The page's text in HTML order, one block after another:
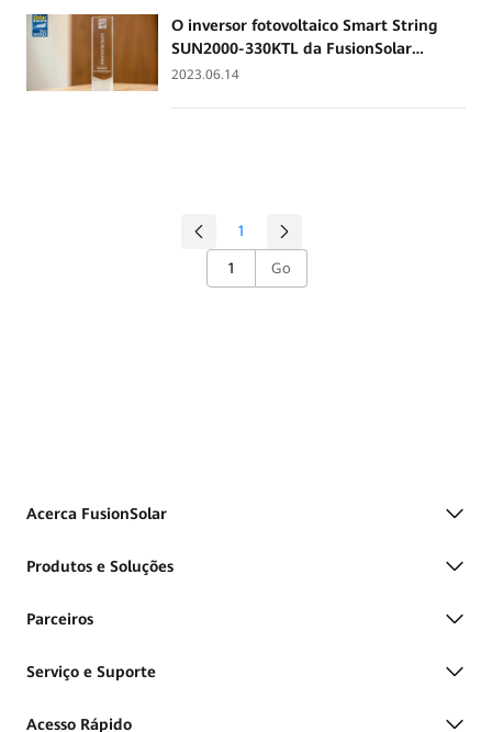
O inversor fotovoltaico Smart String
SUN2000-330KTL da FusionSolar
ganhou o prémio Intersolar
2023.06.14
1
Go
Acerca FusionSolar
Produtos e Soluções
Parceiros
Serviço e Suporte
Acesso Rápido